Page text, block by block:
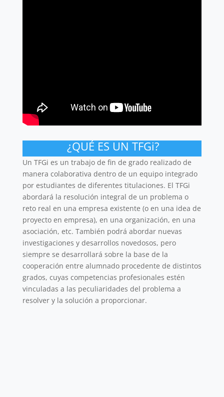
¿QUÉ ES UN TFGi?
Un TFGi es un trabajo de fin de grado realizado de
manera colaborativa dentro de un equipo integrado
por estudiantes de diferentes titulaciones. El TFGi
abordará la resolución integral de un problema o
reto real en una empresa existente (o en una idea de
proyecto en empresa), en una organización, en una
asociación, etc. También podrá abordar nuevas
investigaciones y desarrollos novedosos, pero
siempre se desarrollará sobre la base de la
cooperación entre alumnado procedente de distintos
grados, cuyas competencias profesionales estén
vinculadas a las peculiaridades del problema a
resolver y la solución a proporcionar.